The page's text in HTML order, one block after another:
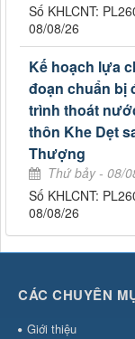
Số KHLCNT:
08/08/26
Kế hoạch lựa
đoạn chuẩn bị
trình thoát
thôn Khe Dẹt
Thượng
Thứ bảy - 08/
Số KHLCNT:
08/08/26
CÁC CHUYÊN
Giới thiệu